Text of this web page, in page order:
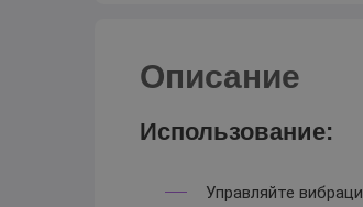
Описание
Использование:
Управляйте